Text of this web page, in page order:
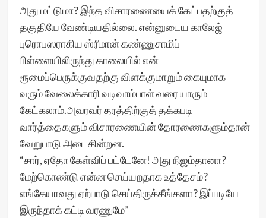
அது மட்டுமா? இந்த விசாரணையைக் கேட்பதற்குத்
தகுதியே வேண்டியதில்லை. என்னுடைய காலேஜ்
புரொபஸராகிய ஸ்ரீமான் கண்ணுசாமிப்
பிள்ளையிலிருந்து காலையில் என்
ரூமைப்பெருக்குவதற்கு விளக்குமாறும் கையுமாக
வரும் வேலைக்காரி வடிவாம்பாள் வரை யாரும்
கேட்கலாம்.அவரவர் தரத்திற்குத் தக்கபடி
வார்த்தைகளும் விசாரணையின் தோரணைகளும்தான்
வேறுபாடு அடைகின்றன.
“சார், ஏதோ கேள்விப் பட்டேனே! அது நிஜம்தானா?
மேற்கொண்டு என்ன செய்யறதாக உத்தேசம்?
எங்கேயாவது ஏற்பாடு செய்திருக்கீங்களா? இப்படியே
இருந்தாக் கட்டி வரணுமே”